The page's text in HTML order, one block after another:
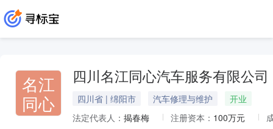
名江
同心
四川名江同心汽车服务有限公司
四川省 | 绵阳市 汽车修理与维护
开业
法定代表人： 揭春梅 注册资本： 100万元